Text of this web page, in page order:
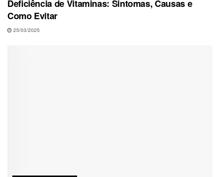
Deficiência de Vitaminas: Sintomas, Causas e
Como Evitar
25/03/2025